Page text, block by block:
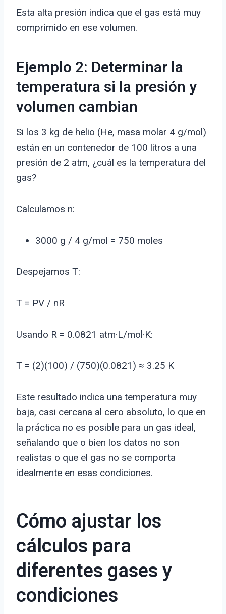
Esta alta presión indica que el gas está muy
comprimido en ese volumen.
Ejemplo 2: Determinar la
temperatura si la presión y
volumen cambian
Si los 3 kg de helio (He, masa molar 4 g/mol)
están en un contenedor de 100 litros a una
presión de 2 atm, ¿cuál es la temperatura del
gas?
Calculamos n:
3000 g / 4 g/mol = 750 moles
Despejamos T:
T = PV / nR
Usando R = 0.0821 atm·L/mol·K:
T = (2)(100) / (750)(0.0821) ≈ 3.25 K
Este resultado indica una temperatura muy
baja, casi cercana al cero absoluto, lo que en
la práctica no es posible para un gas ideal,
señalando que o bien los datos no son
realistas o que el gas no se comporta
idealmente en esas condiciones.
Cómo ajustar los
cálculos para
diferentes gases y
condiciones